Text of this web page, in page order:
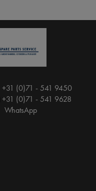
+31 (0)71 - 541 9450
+31 (0)71 - 541 9628
WhatsApp